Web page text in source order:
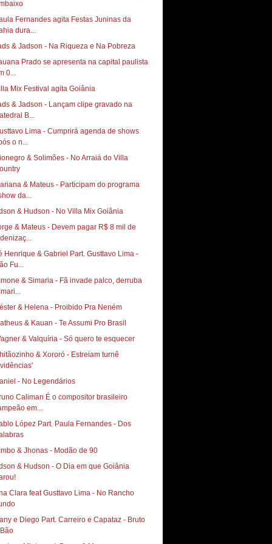
Fernandes agita Festas Juninas da
dura...
& Jadson - Na Riqueza e Na Pobreza
Prado se apresenta na capital paulista
0...
Mix Festival agita Goiânia
& Jadson - Lançam clipe gravado na
B...
Lima - Cumprirá agenda de shows
o n...
& Solimões - No Arraiá do Villa
& Mateus - Participam do programa
da...
& Hudson - No Villa Mix Goiânia
& Mateus - Devem pagar R$ 8 mil de
Henrique & Gabriel Part. Gusttavo Lima -
Fu...
& Simaria - Fã invade palco, derruba
& Helena - Proibido Pra Neném
& Kauan - Te Assumi Pro Brasil
& Valquíria - Só quero te esquecer
& Xororó - Estreiam turnê
- No Legendários
Caliman É o compositor brasileiro
em...
López Part. Paula Fernandes - Dos
& Jhonas - Modão de 90
& Hudson - O Dia em que Goiânia
Clara feat Gusttavo Lima - No Rancho
e Diego Part. Carreiro e Capataz - Bruto